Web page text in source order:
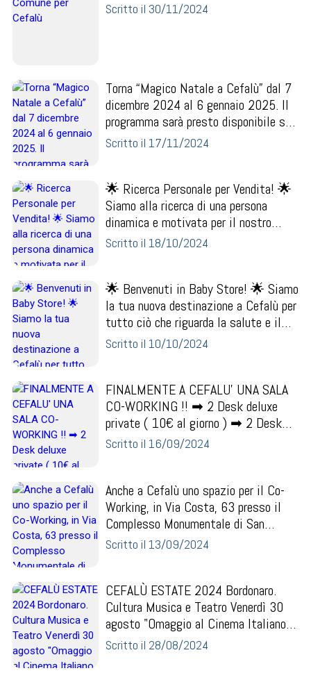
Scritto il 30/11/2024
Torna “Magico Natale a Cefalù” dal 7
dicembre 2024 al 6 gennaio 2025. Il
programma sarà presto disponibile su
www.comune...
Scritto il 17/11/2024
🌟 Ricerca Personale per Vendita! 🌟
Siamo alla ricerca di una persona
dinamica e motivata per il nostro
team ! Se hai u...
Scritto il 18/10/2024
🌟 Benvenuti in Baby Store! 🌟 Siamo
la tua nuova destinazione a Cefalù per
tutto ciò che riguarda la salute e il
beness...
Scritto il 10/10/2024
FINALMENTE A CEFALU' UNA SALA
CO-WORKING !! ➡ 2 Desk deluxe
private ( 10€ al giorno ) ➡ 2 Desk
standard private ( 8€ al...
Scritto il 16/09/2024
Anche a Cefalù uno spazio per il Co-
Working, in Via Costa, 63 presso il
Complesso Monumentale di San
Domenico !! Prenota...
Scritto il 13/09/2024
CEFALÙ ESTATE 2024 Bordonaro.
Cultura Musica e Teatro Venerdì 30
agosto "Omaggio al Cinema Italiano e
Dintorni..." Spe...
Scritto il 28/08/2024